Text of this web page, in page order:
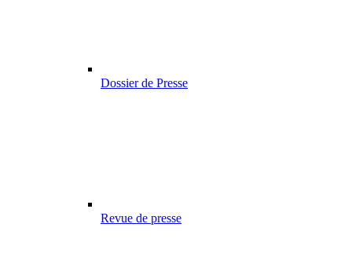
Dossier de Presse
Revue de presse